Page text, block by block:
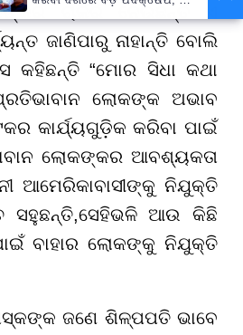
ଚାକିରି ନେଉଛନ୍ତି ଏ
ଜାଣିପାରୁ ନାହାନ୍ତି ବୋଲି
କହିଛନ୍ତି “ମୋର ସିଧା କଥା
ଲୋକଙ୍କ ଅଭାବ
କାର୍ଯ୍ୟଗୁଡ଼ିକ କରିବା ପାଇଁ
ଲୋକଙ୍କର ଆବଶ୍ୟକତା
ଆମେରିକାବାସୀଙ୍କୁ ନିଯୁକ୍ତି
ସହୁଛନ୍ତି,ସେହିଭଳି ଆଉ କିଛି
ବାହାର ଲୋକଙ୍କୁ ନିଯୁକ୍ତି
ଜଣେ ଶିଳ୍ପପତି ଭାବେ